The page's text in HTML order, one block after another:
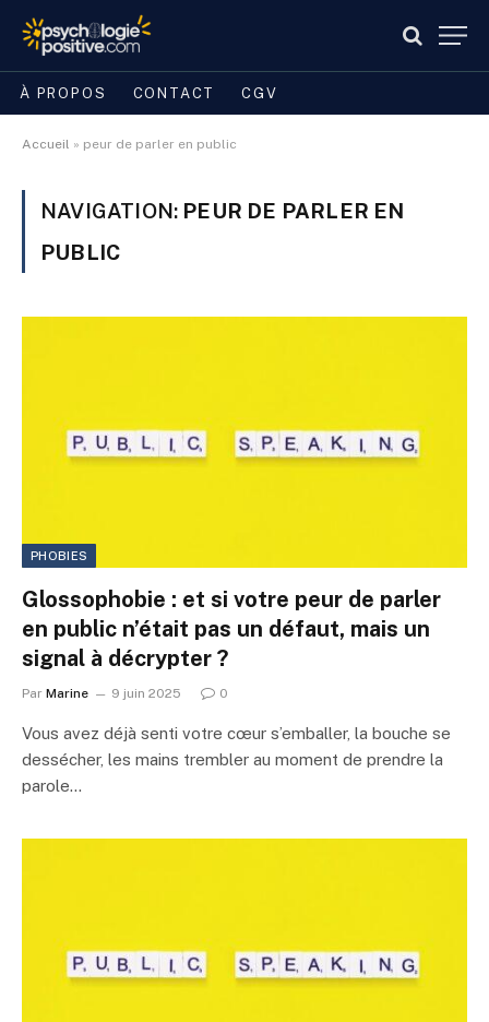
À PROPOS CONTACT CGV
Accueil » peur de parler en public
NAVIGATION: PEUR DE PARLER EN
PUBLIC
PHOBIES
Glossophobie : et si votre peur de parler
en public n’était pas un défaut, mais un
signal à décrypter ?
Par Marine 9 juin 2025 0
Vous avez déjà senti votre cœur s’emballer, la bouche se
dessécher, les mains trembler au moment de prendre la
parole…